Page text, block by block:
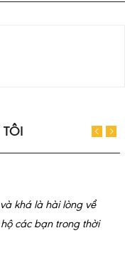
khá là hài lòng về
các bạn trong thời